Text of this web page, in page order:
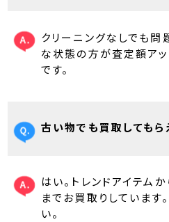
クリーニングなしでも問
な状態の方が査定額ア
です。
古い物でも買取してもら
はい。トレンドアイテム
までお買取りしています
い。